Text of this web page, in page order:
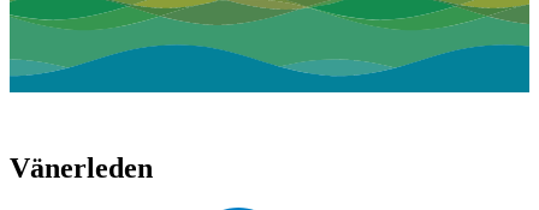
Vänerleden